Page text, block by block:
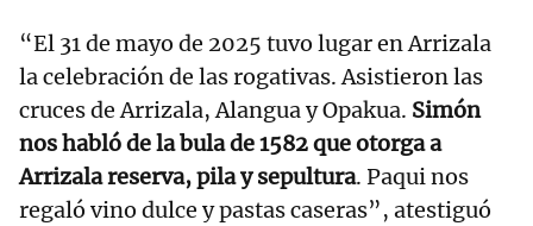
“El 31 de mayo de 2025 tuvo lugar en Arrizala
la celebración de las rogativas. Asistieron las
cruces de Arrizala, Alangua y Opakua. Simón
nos habló de la bula de 1582 que otorga a
Arrizala reserva, pila y sepultura. Paqui nos
regaló vino dulce y pastas caseras”, atestiguó